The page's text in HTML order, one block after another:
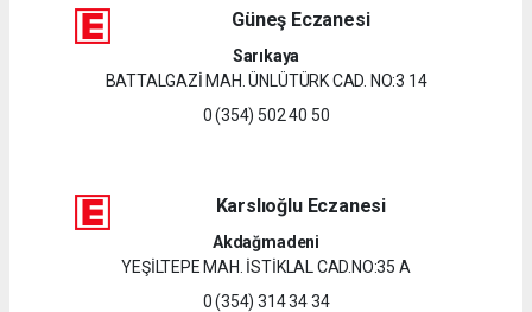
Güneş Eczanesi
Sarıkaya
BATTALGAZİ MAH. ÜNLÜTÜRK CAD. NO:3 14
0 (354) 502 40 50
Karslıoğlu Eczanesi
Akdağmadeni
YEŞİLTEPE MAH. İSTİKLAL CAD.NO:35 A
0 (354) 314 34 34